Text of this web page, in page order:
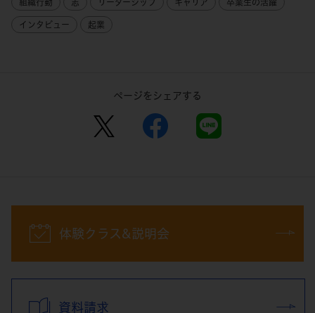
組織行動 志 リーダーシップ キャリア 卒業生の活躍
インタビュー 起業
ページをシェアする
体験クラス&説明会
資料請求